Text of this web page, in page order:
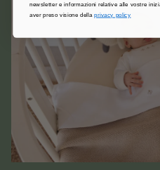
newsletter e informazioni relative alle vostre
aver preso visione dellaprivacy policy